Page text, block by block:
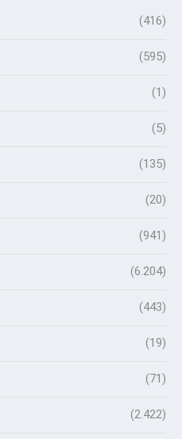
(416)
(595)
(1)
(5)
(135)
(20)
(941)
(6.204)
(443)
(19)
(71)
(2.422)